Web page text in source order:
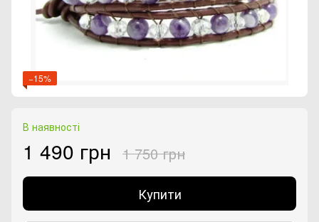
−15%
В наявності
1 490 грн 1 750 грн
Купити